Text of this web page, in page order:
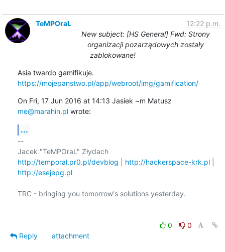
TeMPOraL
12:22 p.m.
New subject: [HS General] Fwd: Strony
organizacji pozarządowych zostały
zablokowane!
https://mojepanstwo.pl/app/webroot/img/gamification/
me@marahin.pl wrote:
...
--
Jacek "TeMPOraL" Złydach
http://temporal.pr0.pl/devblog
http://hackerspace-krk.pl
http://esejepg.pl
TRC - bringing you tomorrow's solutions yesterday.
0
0
Reply
attachment